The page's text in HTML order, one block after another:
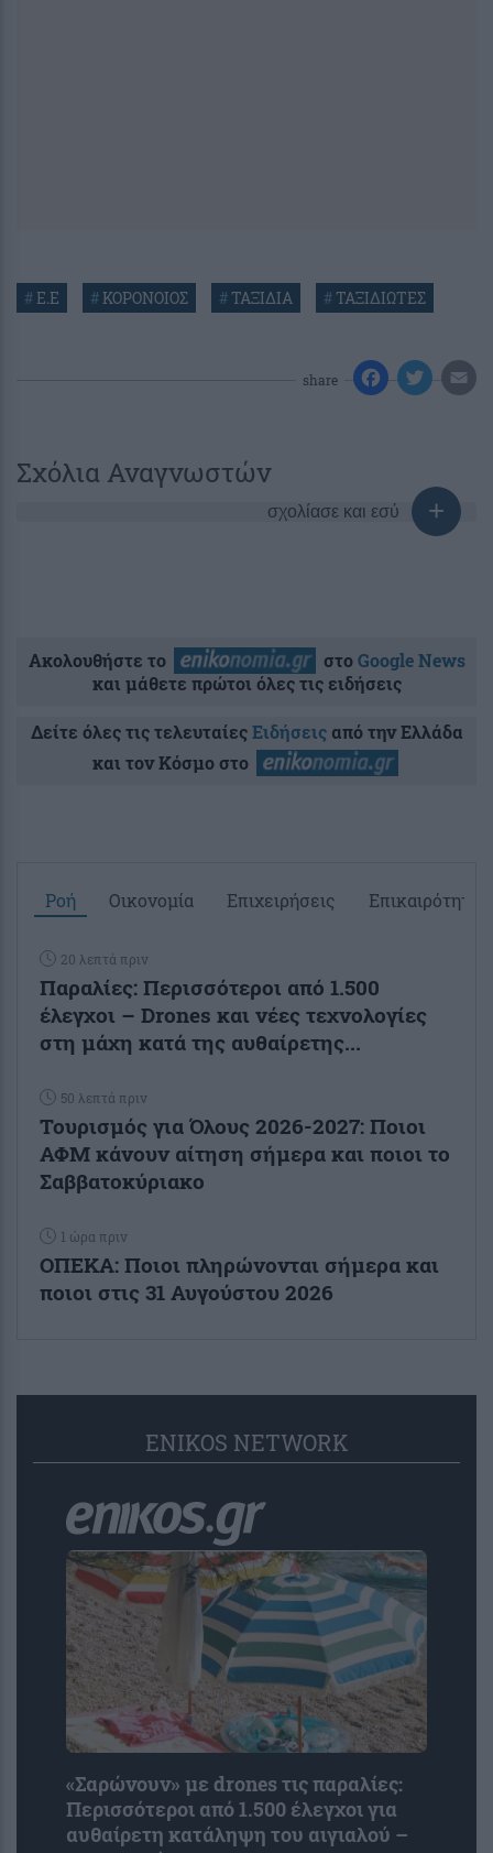
#Ε.Ε #ΚΟΡΟΝΟΙΟΣ # ΤΑΞΙΔΙΑ # ΤΑΞΙΔΙΩΤΕΣ
share
Σχόλια Αναγνωστών
σχολίασε και εσύ
Ακολουθήστε το στοGoogle News
και μάθετε πρώτοι όλες τις ειδήσεις
Δείτε όλες τις τελευταίεςΕιδήσειςαπό την Ελλάδα
και τον Κόσμο στο
Ροή Οικονομία Επιχειρήσεις Επικαιρότητα
20 λεπτά πριν
Παραλίες: Περισσότεροι από 1.500
έλεγχοι – Drones και νέες τεχνολογίες
στη μάχη κατά της αυθαίρετης...
50 λεπτά πριν
Τουρισμός για Όλους 2026-2027: Ποιοι
ΑΦΜ κάνουν αίτηση σήμερα και ποιοι το
Σαββατοκύριακο
1 ώρα πριν
ΟΠΕΚΑ: Ποιοι πληρώνονται σήμερα και
ποιοι στις 31 Αυγούστου 2026
ENIKOS NETWORK
«Σαρώνουν» με drones τις παραλίες:
Περισσότεροι από 1.500 έλεγχοι για
αυθαίρετη κατάληψη του αιγιαλού –